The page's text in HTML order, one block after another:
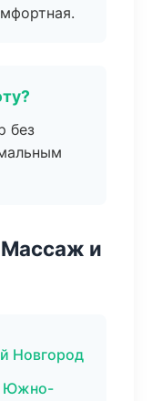
без
и
Новгород
Южно-